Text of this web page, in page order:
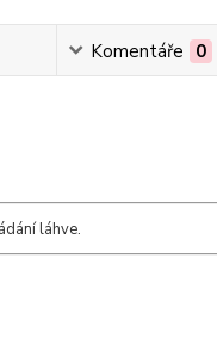
Komentáře 0
láhve.